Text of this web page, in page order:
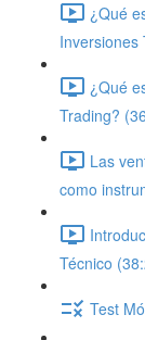
¿Qué
Inversiones
¿Qué
Trading?
Las
como
Técnico
Test